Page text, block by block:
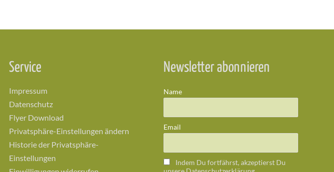
Service
Impressum
Datenschutz
Flyer Download
Privatsphäre-Einstellungen ändern
Historie der Privatsphäre-
Einstellungen
Newsletter abonnieren
Name
Email
Indem Du fortfährst, akzeptierst Du